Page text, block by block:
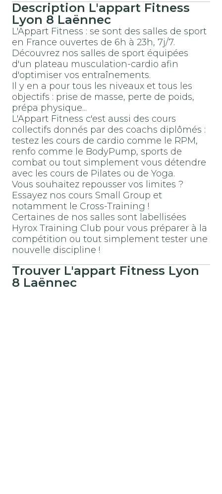
Description L'appart Fitness
Lyon 8 Laënnec
L'Appart Fitness : se sont des salles de sport
en France ouvertes de 6h à 23h, 7j/7.
Découvrez nos salles de sport équipées
d'un plateau musculation-cardio afin
d'optimiser vos entraînements.
Il y en a pour tous les niveaux et tous les
objectifs : prise de masse, perte de poids,
prépa physique...
L'Appart Fitness c'est aussi des cours
collectifs donnés par des coachs diplômés :
testez les cours de cardio comme le RPM,
renfo comme le BodyPump, sports de
combat ou tout simplement vous détendre
avec les cours de Pilates ou de Yoga.
Vous souhaitez repousser vos limites ?
Essayez nos cours Small Group et
notamment le Cross-Training !
Certaines de nos salles sont labellisées
Hyrox Training Club pour vous préparer à la
compétition ou tout simplement tester une
nouvelle discipline !
Trouver L'appart Fitness Lyon
8 Laënnec